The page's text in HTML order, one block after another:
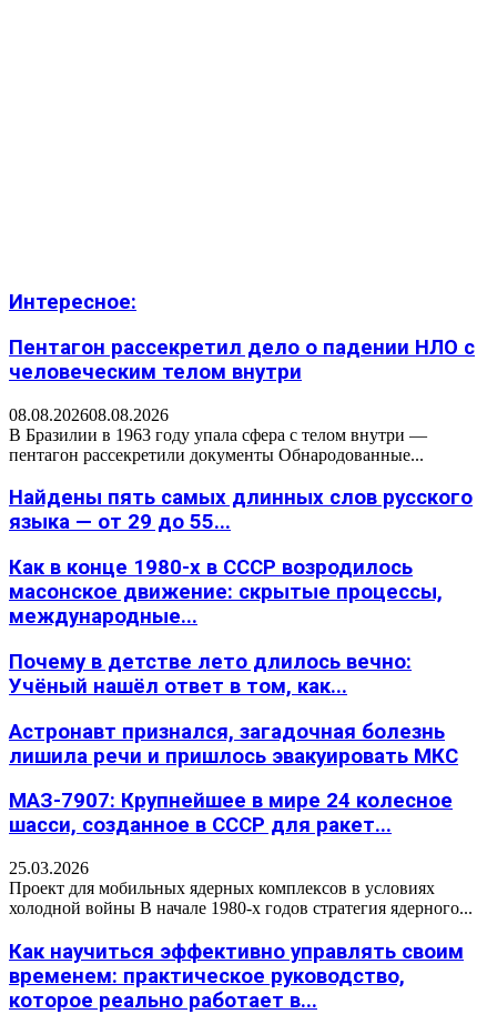
Интересное:
Пентагон рассекретил дело о падении НЛО с
человеческим телом внутри
08.08.202608.08.2026
В Бразилии в 1963 году упала сфера с телом внутри —
пентагон рассекретили документы Обнародованные...
Найдены пять самых длинных слов русского
языка — от 29 до 55...
Как в конце 1980-х в СССР возродилось
масонское движение: скрытые процессы,
международные...
Почему в детстве лето длилось вечно:
Учёный нашёл ответ в том, как...
Астронавт признался, загадочная болезнь
лишила речи и пришлось эвакуировать МКС
МАЗ-7907: Крупнейшее в мире 24 колесное
шасси, созданное в СССР для ракет...
25.03.2026
Проект для мобильных ядерных комплексов в условиях
холодной войны В начале 1980-х годов стратегия ядерного...
Как научиться эффективно управлять своим
временем: практическое руководство,
которое реально работает в...